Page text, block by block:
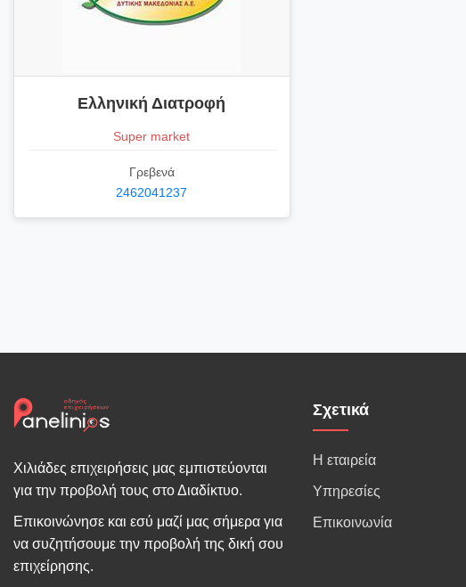
Ελληνική Διατροφή
Super market
Γρεβενά
2462041237
Χιλιάδες επιχειρήσεις μας εμπιστεύονται
για την προβολή τους στο Διαδίκτυο.
Επικοινώνησε και εσύ μαζί μας σήμερα για
να συζητήσουμε την προβολή της δική σου
επιχείρησης.
Σχετικά
Η εταιρεία
Υπηρεσίες
Επικοινωνία